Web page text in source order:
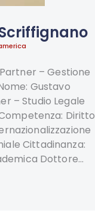
– Gestione
Gustavo
– Studio Legale
Diritto
Cittadinanza:
Dottore…